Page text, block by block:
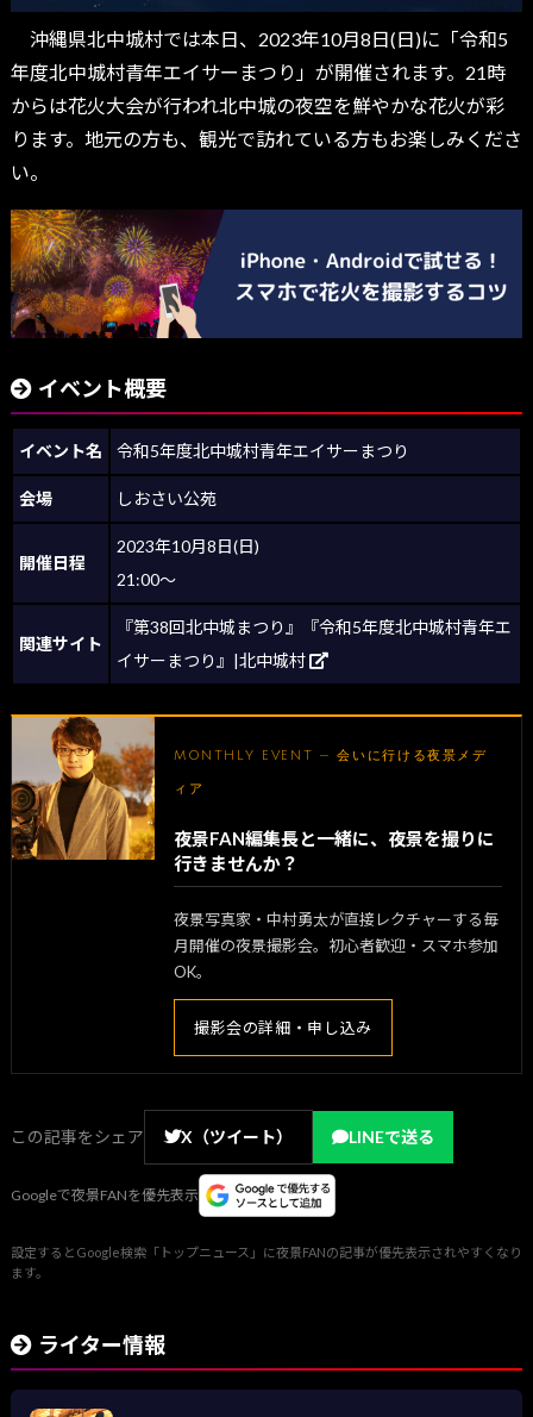
沖縄県北中城村では本日、2023年10月8日(日)に「令和5
年度北中城村青年エイサーまつり」が開催されます。21時
からは花火大会が行われ北中城の夜空を鮮やかな花火が彩
ります。地元の方も、観光で訪れている方もお楽しみくださ
い。
イベント概要
イベント名 令和5年度北中城村青年エイサーまつり
会場 しおさい公苑
開催日程
2023年10月8日(日)
21:00～
関連サイト
『第38回北中城まつり』『令和5年度北中城村青年エ
イサーまつり』|北中城村
MONTHLY EVENT — 会いに行ける夜景メデ
ィア
夜景FAN編集長と一緒に、夜景を撮りに
行きませんか？
夜景写真家・中村勇太が直接レクチャーする毎
月開催の夜景撮影会。初心者歓迎・スマホ参加
OK。
撮影会の詳細・申し込み
この記事をシェア X（ツイート） LINEで送る
Googleで夜景FANを優先表示
設定するとGoogle検索「トップニュース」に夜景FANの記事が優先表示されやすくなり
ます。
ライター情報